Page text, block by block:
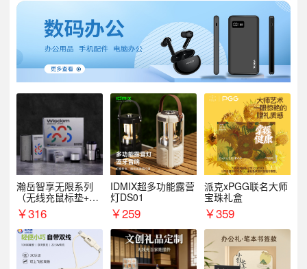
瀚岳智享无限系列
（无线充鼠标垫+飞
利浦音响+乐扣咖啡
杯）
￥316
IDMIX超多功能露营
灯DS01
￥259
派克xPGG联名大师
宝珠礼盒
￥359